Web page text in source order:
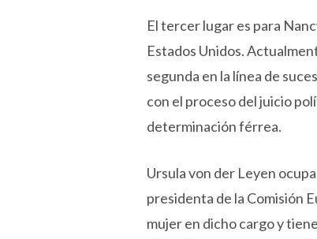
El tercer lugar es para
Estados Unidos.
segunda en la línea de
con el proceso del juicio
determinación férrea.
Ursula von der Leyen
presidenta de la Comisión
mujer en dicho cargo y